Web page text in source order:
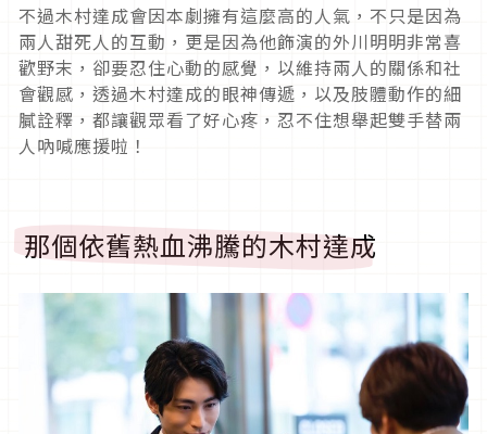
不過木村達成會因本劇擁有這麼高的人氣，不只是因為
兩人甜死人的互動，更是因為他飾演的外川明明非常喜
歡野末，卻要忍住心動的感覺，以維持兩人的關係和社
會觀感，透過木村達成的眼神傳遞，以及肢體動作的細
膩詮釋，都讓觀眾看了好心疼，忍不住想舉起雙手替兩
人吶喊應援啦！
那個依舊熱血沸騰的木村達成